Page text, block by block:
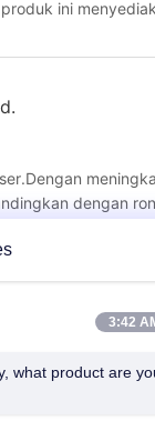
ini
dengan
tidak mudah rusak,
3:42
what product are